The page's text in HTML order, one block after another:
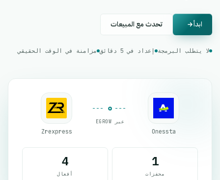
ابدأ تحدث مع المبيعات
لا يتطلب البرمجة إعداد في 5 دقائق مزامنة في الوقت الحقيقي
Onessta
عبر EGROW
Zrexpress
1
محفزات
4
أفعال